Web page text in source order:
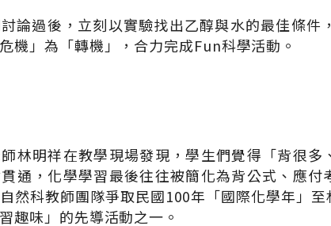
論過後，立刻以實驗找出乙醇與水的最佳條件
機」為「轉機」，合力完成Fun科學活動。
林明祥在教學現場發現，學生們覺得「背很多
通，化學學習最後往往被簡化為背公式、應付
然科教師團隊爭取民國100年「國際化學年」
趣味」的先導活動之一。